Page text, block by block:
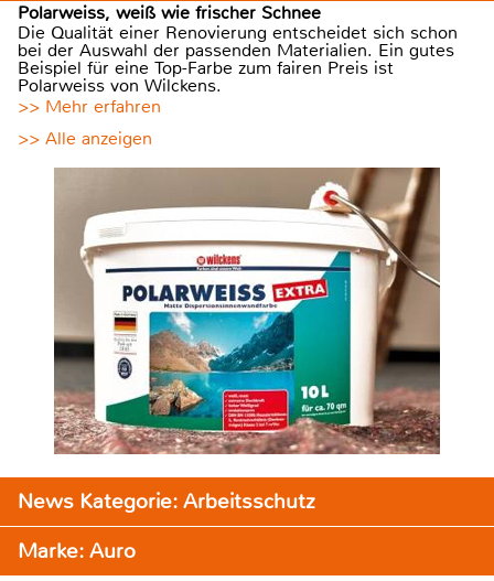
Polarweiss, weiß wie frischer Schnee
Die Qualität einer Renovierung entscheidet sich schon
bei der Auswahl der passenden Materialien. Ein gutes
Beispiel für eine Top-Farbe zum fairen Preis ist
Polarweiss von Wilckens.
>> Mehr erfahren
>> Alle anzeigen
News Kategorie: Arbeitsschutz
Marke: Auro